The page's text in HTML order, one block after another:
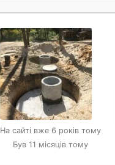
На сайті вже 6 років тому
Був 11 місяців тому